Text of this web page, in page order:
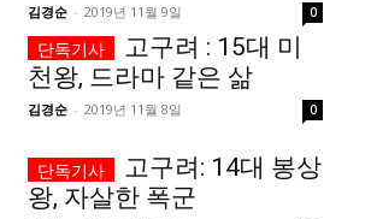
서비스
이니셔티브
커리어
서비스
이니셔티브
커리어
김경순 - 2019년 11월 9일 0
고구려 : 15대 미
천왕, 드라마 같은 삶
김경순 - 2019년 11월 8일 0
고구려: 14대 봉상
왕, 자살한 폭군